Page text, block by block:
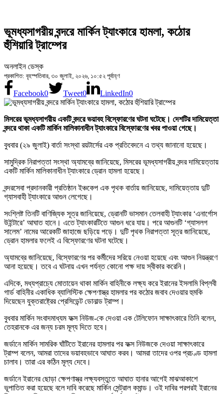
ভূমধ্যসাগরীয় বন্দরে মার্কিন ট্যাংকারে হামলা, কঠোর
হুঁশিয়ারি ট্রাম্পের
অনলাইন ডেস্ক
প্রকাশিত: বৃহস্পতিবার, ৩০ জুলাই, ২০২৬, ১০:৫২ পূর্বাহ্ণ
Facebook0 Tweet0 LinkedIn0
মিসরের ভূমধ্যসাগরীয় একটি বন্দরে ভয়াবহ বিস্ফোরণের ঘটনা ঘটেছে। দেশটির দামিয়েত্তা
বন্দরে থাকা একটি মার্কিন মালিকানাধীন ট্যাংকারে বিস্ফোরণের খবর পাওয়া গেছে।
বুধবার (২৯ জুলাই) বার্তা সংস্থা রয়টার্সের এক প্রতিবেদনে এ তথ্য জানানো হয়েছে।
সামুদ্রিক নিরাপত্তা সংস্থা অ্যামব্রে জানিয়েছে, মিসরের ভূমধ্যসাগরীয় বন্দর দামিয়েত্তায়
একটি মার্কিন মালিকানাধীন ট্যাংকারে ড্রোন হামলা হয়েছে।
বন্দরসেবা প্রদানকারী প্রতিষ্ঠান ইঞ্চকেপ এক পৃথক বার্তায় জানিয়েছে, দামিয়েত্তায় দুটি
গ্যাসবাহী ট্যাংকারে আগুন লেগেছে।
সংশ্লিষ্ট তিনটি বাণিজ্যিক সূত্র জানিয়েছে, ড্রোনটি ভাসমান তেলবাহী ট্যাংকার ‘এনার্গোস
উইন্টারে’ আঘাত হানে। এতে ট্যাংকারটিতে আগুন ধরে যায়। পরে আগুনটি ‘গ্যাসলগ
সালেম’ নামের আরেকটি জাহাজে ছড়িয়ে পড়ে। দুটি পৃথক নিরাপত্তা সূত্র জানিয়েছে,
ড্রোন হামলার ফলেই এ বিস্ফোরণের ঘটনা ঘটেছে।
অ্যামব্রে জানিয়েছে, বিস্ফোরণের পর কর্মীদের সরিয়ে নেওয়া হয়েছে এবং আগুন নিয়ন্ত্রণে
আনা হয়েছে। তবে এ ঘটনায় এখন পর্যন্ত কোনো পক্ষ দায় স্বীকার করেনি।
এদিকে, মধ্যপ্রাচ্যে মোতায়েন থাকা মার্কিন বাহিনীকে লক্ষ্য করে ইরানের ইসলামি বিপ্লবী
গার্ড বাহিনীর একাধিক ব্যালিস্টিক ক্ষেপণাস্ত্র হামলার পর কঠোর জবাব দেওয়ার হুমকি
দিয়েছেন যুক্তরাষ্ট্রের প্রেসিডেন্ট ডোনাল্ড ট্রাম্প।
বুধবার মার্কিন সংবাদমাধ্যম ফক্স নিউজ-কে দেওয়া এক টেলিফোন সাক্ষাৎকারে তিনি বলেন,
তেহরানকে এর জন্য চরম মূল্য দিতে হবে।
জর্ডানে মার্কিন সামরিক ঘাঁটিতে ইরানের হামলার পর ফক্স নিউজকে দেওয়া সাক্ষাৎকারে
ট্রাম্প বলেন, আমরা তাদের ভয়াবহভাবে আঘাত করব। আমরা তাদের ওপর প্রচণ্ড হামলা
চালাব। তারা এর কঠিন মূল্য দেবে।
জর্ডানে ইরানের ছোড়া ক্ষেপণাস্ত্র লক্ষ্যবস্তুতে আঘাত হানার আগেই মাঝআকাশে
ভূপাতিত করা হয়েছে বলে দাবি করেছে মার্কিন সেন্ট্রাল কমান্ড। ওই দাবির পরপরই ইরানের